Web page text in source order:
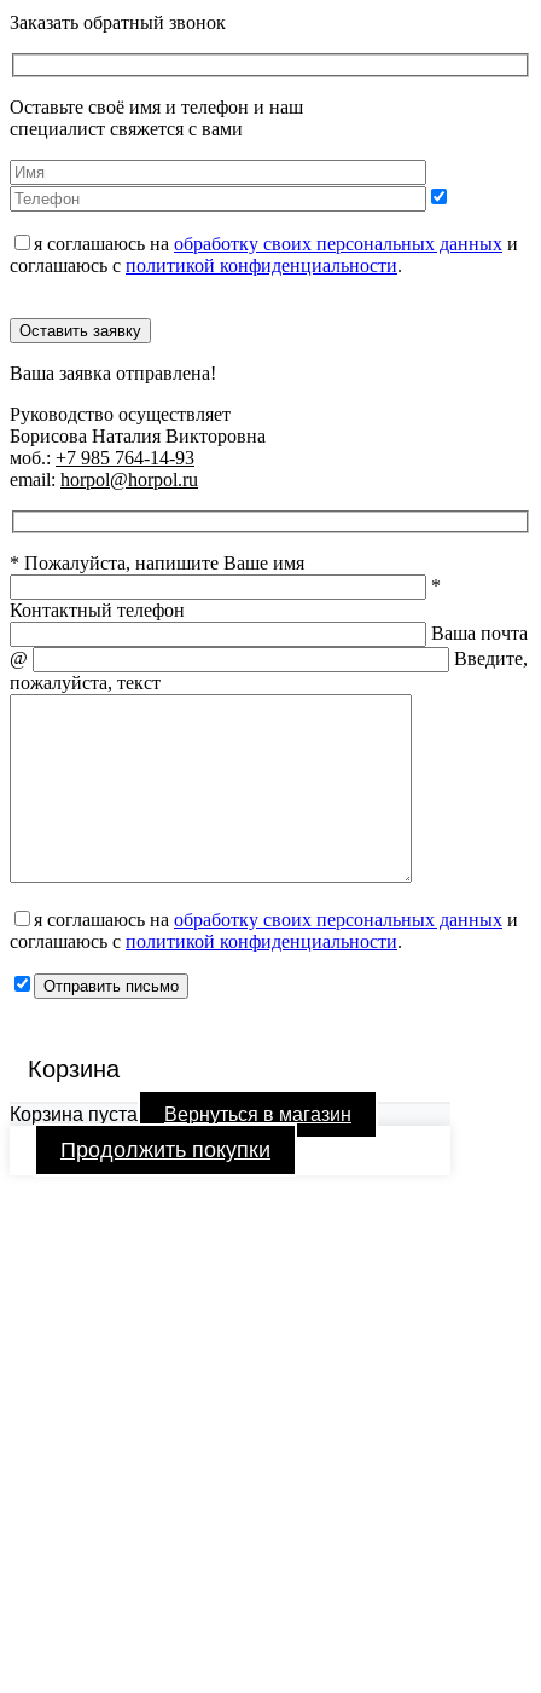
Заказать обратный звонок
Оставьте своё имя и телефон и наш
специалист свяжется с вами
я соглашаюсь на обработку своих персональных данных и
соглашаюсь с политикой конфиденциальности.
Оставить заявку
Ваша заявка отправлена!
Руководство осуществляет
Борисова Наталия Викторовна
моб.: +7 985 764-14-93
email: horpol@horpol.ru
* Пожалуйста, напишите Ваше имя
*
Контактный телефон
Ваша почта
@
Введите,
пожалуйста, текст
я соглашаюсь на обработку своих персональных данных и
соглашаюсь с политикой конфиденциальности.
Корзина
Корзина пуста Вернуться в магазин
Продолжить покупки